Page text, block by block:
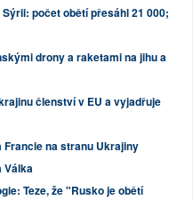
počet obětí přesáhl 21 000;
drony a raketami na jihu a
členství v EU a vyjadřuje
Francie na stranu Ukrajiny
Válka
Teze, že "Rusko je obětí